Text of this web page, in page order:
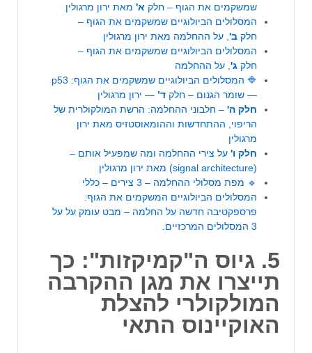
שמשקמים את הגוף – חלק א'מאת ירון מרגולין
המסלולים הביולוגיים שמשקמים את הגוף –
חלק ב', על ההחלמה מאת ירון מרגולין
המסלולים הביולוגיים שמשקמים את הגוף –
חלק ג', על ההחלמה
🔷 המסלולים הביולוגיים שמשקמים את הגוף: p53
— שומר הגנום – חלק ד’ — ירון מרגולין
חלק ה'– חלבוני ההחלמה: הרשת המולקולרית של
הריפוי, ההתחדשות וההומאוסטזיס מאת ירון
מרגולין
חלק ו' על צירי ההחלמה ומה שמפעיל אותם –
(signal architecture) מאת ירון מרגולין
🔹 מפת מסלולי ההחלמה – 3 צירים – כללי
המסלולים הביולוגיים המשקמים את הגוף:
פרספקטיבה חדשה על החלמה – מבט עומק על על
3 המסלולים המרכזיים
5. גיוס ה"קמיקזות": כך
תייצרו את מגן ההקרבה
המולקולרי להצלת
האוקיינוס התאי